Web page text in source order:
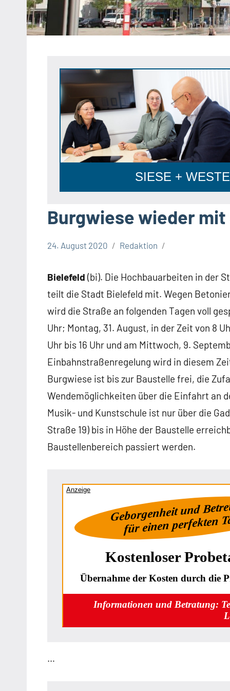
Heipke,
Leopoldshöhe,
Anzeige
SIESE +
Burgwiese wieder
Bielefeld
Stadt
Verkehrsbehinderungen
24. August 2020 Redaktion
Bielefeld (bi). Die Hochbauarbeiten in der
teilt die Stadt Bielefeld mit. Wegen
wird die Straße an folgenden Tagen voll
Uhr; Montag, 31. August, in der Zeit von 8
Uhr bis 16 Uhr und am Mittwoch, 9.
Einbahnstraßenregelung wird in diesem
Burgwiese ist bis zur Baustelle frei, die
Wendemöglichkeiten über die Einfahrt an
Musik- und Kunstschule ist nur über die
Straße 19) bis in Höhe der Baustelle
Baustellenbereich passiert werden.
Anzeige
Geborgenheit und
für einen perfekten
Kostenloser
Übernahme der Kosten durch die
Informationen und Betratung:
…